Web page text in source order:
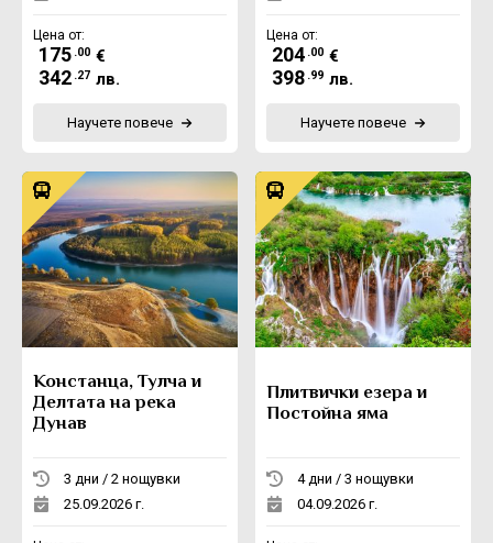
Цена от:
175 .00 €
342 .27 лв.
Научете повече
Цена от:
204 .00 €
398 .99 лв.
Научете повече
Констанца, Тулча и
Делтата на река
Дунав
3 дни / 2 нощувки
25.09.2026 г.
Плитвички езера и
Постойна яма
4 дни / 3 нощувки
04.09.2026 г.